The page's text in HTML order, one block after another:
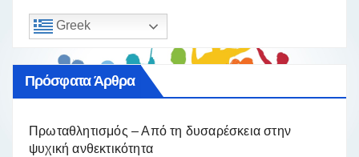
Greek
Πρόσφατα Άρθρα
Πρωταθλητισμός – Από τη δυσαρέσκεια στην
ψυχική ανθεκτικότητα